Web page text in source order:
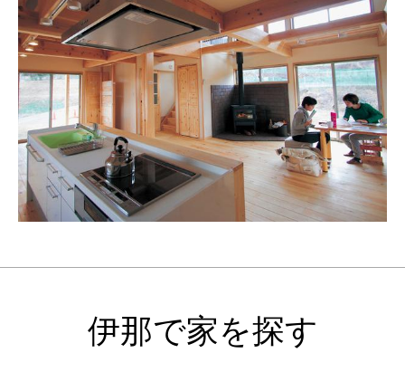
伊那で家を探す